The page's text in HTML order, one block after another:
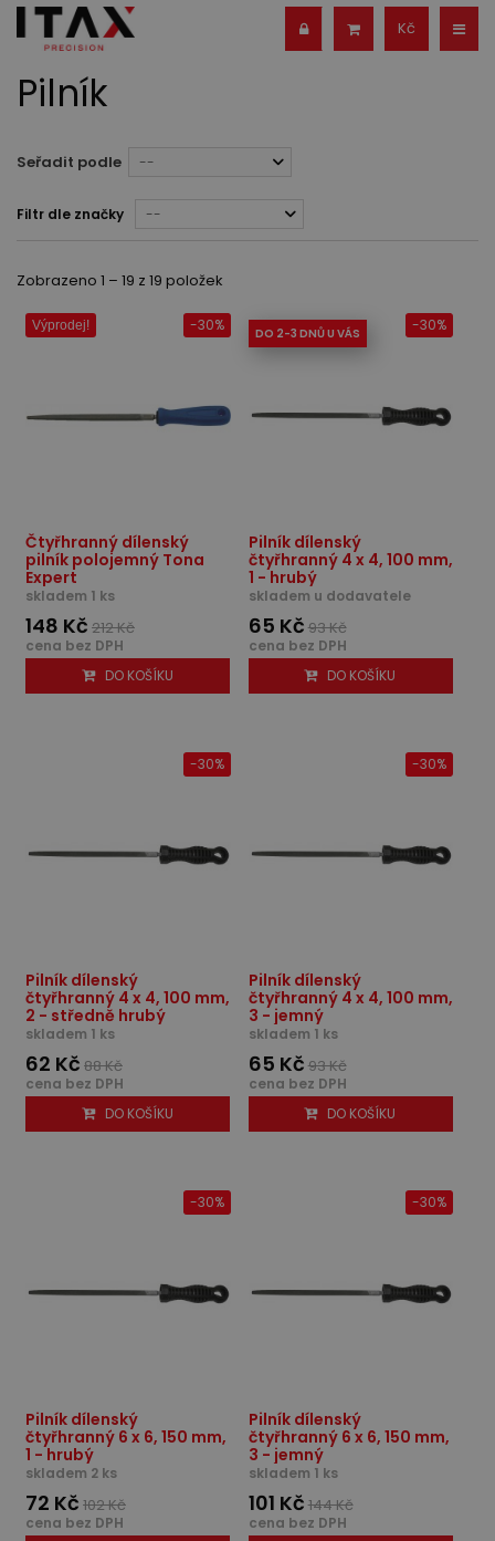
Kč
Pilník
Seřadit podle --
Filtr dle značky --
Zobrazeno 1 – 19 z 19 položek
Výprodej!
Čtyřhranný dílenský
pilník polojemný Tona
Expert
skladem 1 ks
148 Kč 212 Kč
-30%
cena bez DPH
DO KOŠÍKU
DO 2-3 DNŮ U VÁS
Pilník dílenský
čtyřhranný 4 x 4, 100 mm,
1 - hrubý
skladem u dodavatele
65 Kč 93 Kč
-30%
cena bez DPH
DO KOŠÍKU
Pilník dílenský
čtyřhranný 4 x 4, 100 mm,
2 - středně hrubý
skladem 1 ks
62 Kč 88 Kč
-30%
cena bez DPH
DO KOŠÍKU
Pilník dílenský
čtyřhranný 4 x 4, 100 mm,
3 - jemný
skladem 1 ks
65 Kč 93 Kč
-30%
cena bez DPH
DO KOŠÍKU
Pilník dílenský
čtyřhranný 6 x 6, 150 mm,
1 - hrubý
skladem 2 ks
72 Kč 102 Kč
-30%
cena bez DPH
Pilník dílenský
čtyřhranný 6 x 6, 150 mm,
3 - jemný
skladem 1 ks
101 Kč 144 Kč
-30%
cena bez DPH